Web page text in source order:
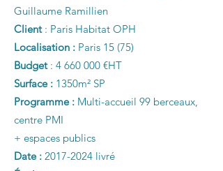
Guillaume Ramillien
Client : Paris Habitat OPH
Localisation : Paris 15 (75)
Budget : 4 660 000 €HT
Surface : 1350m² SP
Programme : Multi-accueil 99 berceaux,
centre PMI
+ espaces publics
Date : 2017-2024 livré